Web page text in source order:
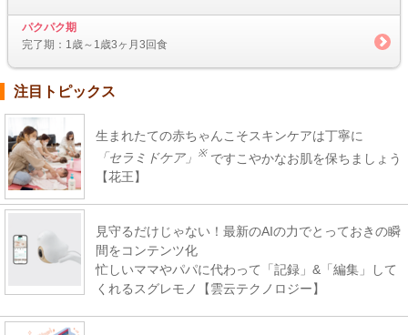
パクパク期
完了期：1歳～1歳3ヶ月3回食
注目トピックス
生まれたての赤ちゃんこそスキンケアは丁寧に
「セラミドケア」
※ ですこやかなお肌を保ちましょう
【花王】
見守るだけじゃない！最新のAIの力でとっておきの瞬
間をコンテンツ化
忙しいママやパパに代わって「記録」&「編集」して
くれるスグレモノ【雲云テクノロジー】